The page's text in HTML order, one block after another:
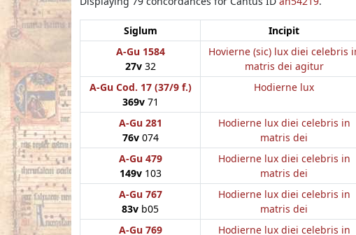
Siglum Incipit
A-Gu 1584
27v32
Hovierne (sic) lux diei celebris
matris dei agitur
A-Gu Cod. 17 (37/9 f.)
369v71
Hodierne lux
A-Gu 281
76v074
Hodierne lux diei celebris in
matris dei
A-Gu 479
149v103
Hodierne lux diei celebris in
matris dei
A-Gu 767
83v b05
Hodierne lux diei celebris in
matris dei
A-Gu 769
Hodierne lux diei celebris in